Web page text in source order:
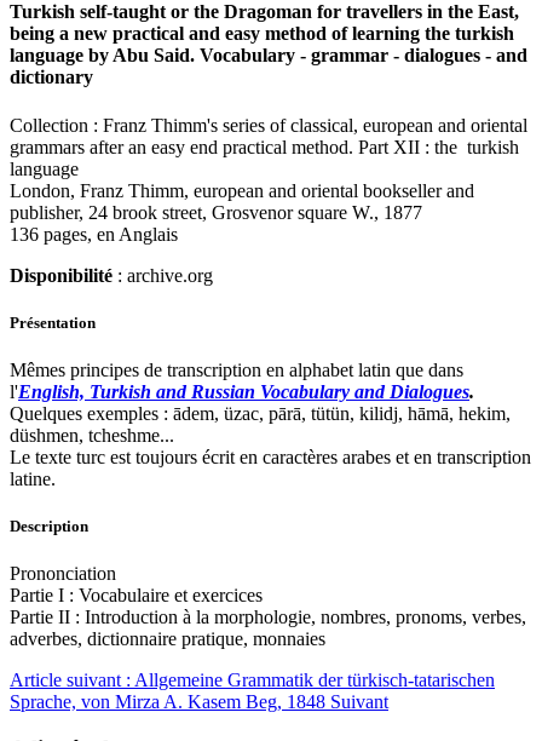
Turkish self-taught or the Dragoman for travellers in the East,
being a new practical and easy method of learning the turkish
language by Abu Said. Vocabulary - grammar - dialogues - and
dictionary
Collection : Franz Thimm's series of classical, european and oriental
grammars after an easy end practical method. Part XII : the turkish
language
London, Franz Thimm, european and oriental bookseller and
publisher, 24 brook street, Grosvenor square W., 1877
136 pages, en Anglais
Disponibilité : archive.org
Présentation
Mêmes principes de transcription en alphabet latin que dans
l'English, Turkish and Russian Vocabulary and Dialogues.
Quelques exemples : ādem, üzac, pārā, tütün, kilidj, hāmā, hekim,
düshmen, tcheshme...
Le texte turc est toujours écrit en caractères arabes et en transcription
latine.
Description
Prononciation
Partie I : Vocabulaire et exercices
Partie II : Introduction à la morphologie, nombres, pronoms, verbes,
adverbes, dictionnaire pratique, monnaies
Article suivant : Allgemeine Grammatik der türkisch-tatarischen
Sprache, von Mirza A. Kasem Beg, 1848 Suivant